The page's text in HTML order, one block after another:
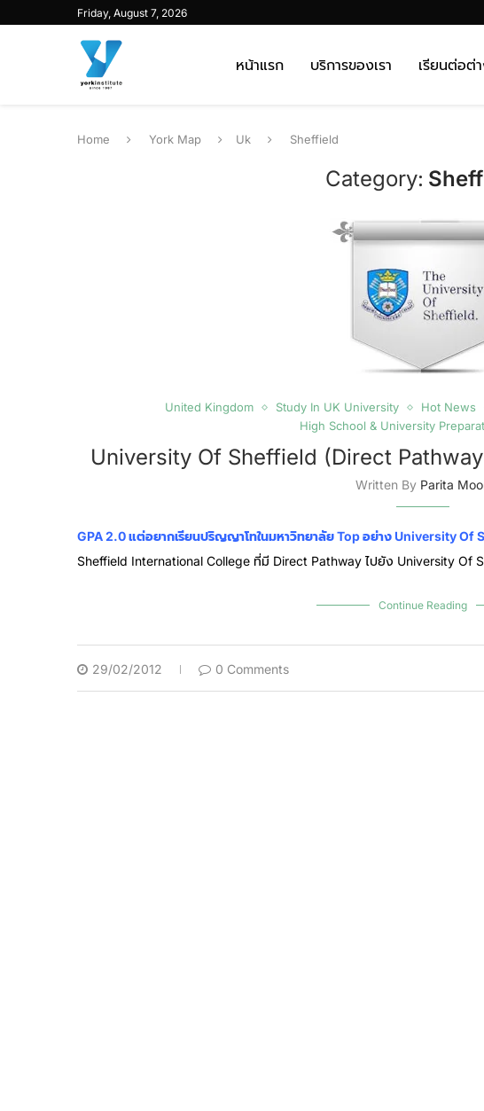
Friday, August 7, 2026
หน้าแรก บริการของเรา เรียนต่อต่
Home York Map Uk Sheffield
Category:
United Kingdom Study In UK University Hot News
High School & University
University Of Sheffield (Direct
Written By Parita
GPA 2.0 แต่อยากเรียนปริญญาโทในมหาวิทยาลัย Top อย่าง University Of
Sheffield International College ที่มี Direct Pathway ไปยัง University Of
Continue Reading
29/02/2012 0 Comments